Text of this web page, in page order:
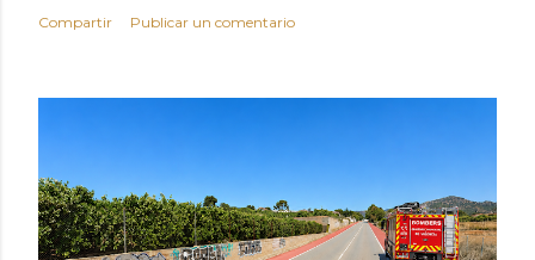
Compartir Publicar un comentario